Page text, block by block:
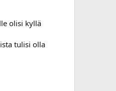
olisi kyllä
tulisi olla